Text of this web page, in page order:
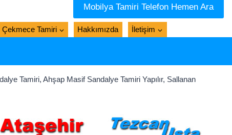
Mobilya Tamiri Telefon Hemen Ara
Çekmece Tamiri Hakkımızda İletişim
Tamiri, Ahşap Masif Sandalye Tamiri Yapılır, Sallanan